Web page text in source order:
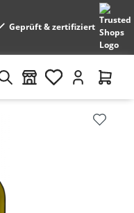
Geprüft & zertifiziert